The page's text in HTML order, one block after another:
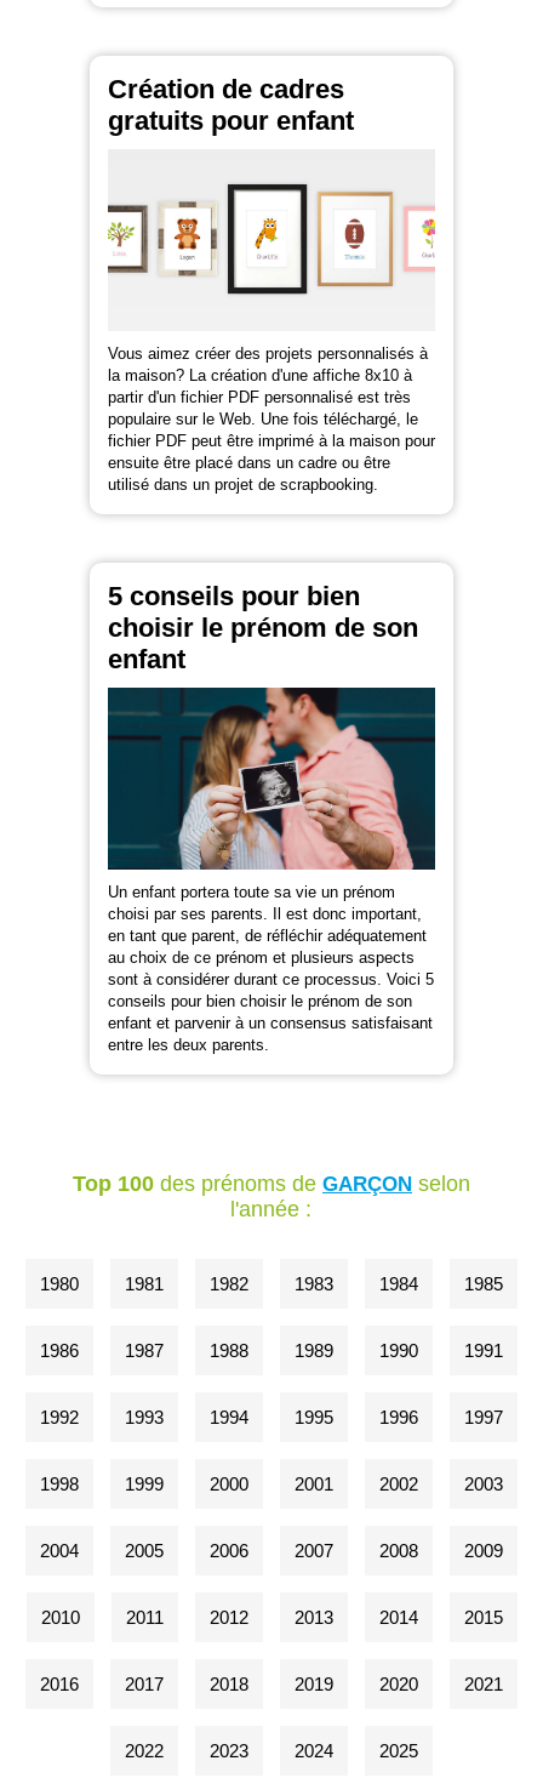
Création de cadres
gratuits pour enfant
Vous aimez créer des projets personnalisés à
la maison? La création d'une affiche 8x10 à
partir d'un fichier PDF personnalisé est très
populaire sur le Web. Une fois téléchargé, le
fichier PDF peut être imprimé à la maison pour
ensuite être placé dans un cadre ou être
utilisé dans un projet de scrapbooking.
5 conseils pour bien
choisir le prénom de son
enfant
Un enfant portera toute sa vie un prénom
choisi par ses parents. Il est donc important,
en tant que parent, de réfléchir adéquatement
au choix de ce prénom et plusieurs aspects
sont à considérer durant ce processus. Voici 5
conseils pour bien choisir le prénom de son
enfant et parvenir à un consensus satisfaisant
entre les deux parents.
Top 100des prénoms de GARÇONselon
l'année :
1980 1981 1982 1983 1984 1985
1986 1987 1988 1989 1990 1991
1992 1993 1994 1995 1996 1997
1998 1999 2000 2001 2002 2003
2004 2005 2006 2007 2008 2009
2010 2011 2012 2013 2014 2015
2016 2017 2018 2019 2020 2021
2022 2023 2024 2025